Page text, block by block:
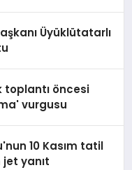
Üyüklütatarlı
toplantı öncesi
vurgusu
10 Kasım tatil
jet yanıt